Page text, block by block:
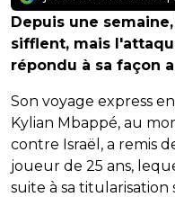
Depuis une
sifflent, mais
répondu à sa façon
Son voyage express
Kylian Mbappé, au
contre Israël, a remis
joueur de 25 ans,
suite à sa titularisation